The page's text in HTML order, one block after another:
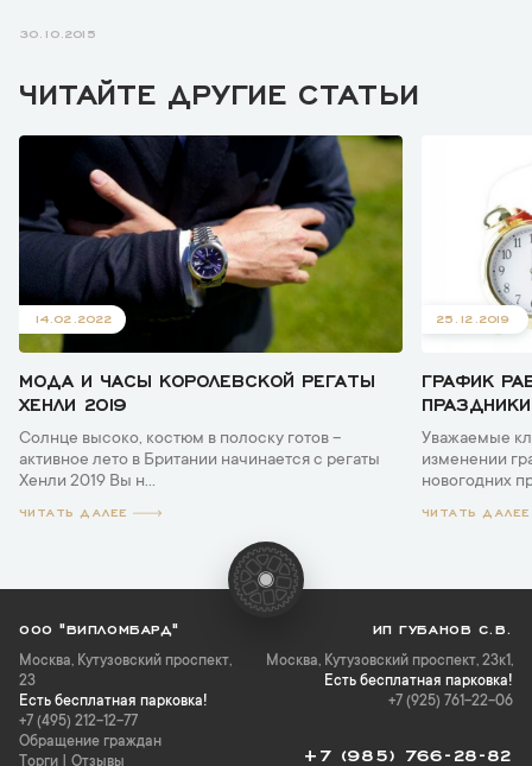
30.10.2015
ЧИТАЙТЕ ДРУГИЕ СТАТЬИ
14.02.2022
МОДА И ЧАСЫ КОРОЛЕВСКОЙ РЕГАТЫ
ХЕНЛИ 2019
Солнце высоко, костюм в полоску готов –
активное лето в Британии начинается с регаты
Хенли 2019 Вы н...
ЧИТАТЬ ДАЛЕЕ
25.12.2019
ГРАФИК
ПРАЗДНИКИ
Уважаемые
изменении
новогодних
ЧИТАТЬ ДАЛЕЕ
ООО "ВИПЛОМБАРД"
Москва, Кутузовский проспект,
23
Есть бесплатная парковка!
+7 (495) 212-12-77
Обращение граждан
Торги
Отзывы
ИП ГУБАНОВ С.В.
Москва, Кутузовский проспект, 23к1,
Есть бесплатная парковка!
+7 (925) 761-22-06
+7 (985) 766-28-82